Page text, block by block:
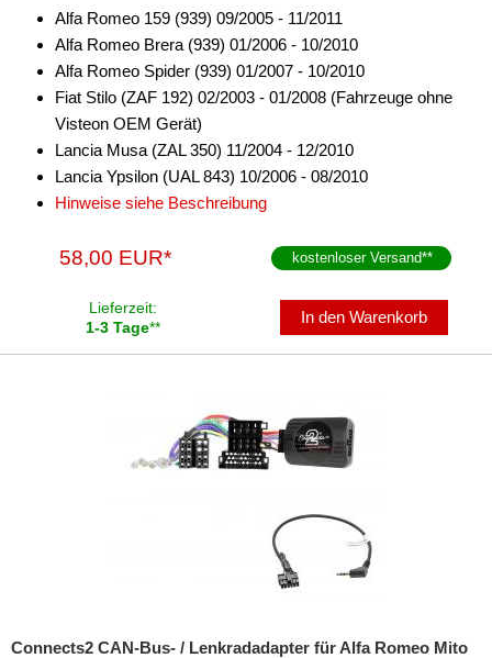
China HU
Clarion
Dynavin
JVC
Kenwood
Zenec
Alfa Romeo 159 (939) 09/2005 - 11/2011
Alfa Romeo Brera (939) 01/2006 - 10/2010
Alfa Romeo Spider (939) 01/2007 - 10/2010
Fiat Stilo (ZAF 192) 02/2003 - 01/2008 (Fahrzeuge ohne
Visteon OEM Gerät)
Lancia Musa (ZAL 350) 11/2004 - 12/2010
Lancia Ypsilon (UAL 843) 10/2006 - 08/2010
Hinweise siehe Beschreibung
58,00 EUR* kostenloser Versand**
Lieferzeit:
1-3 Tage**
In den Warenkorb
Connects2 CAN-Bus- / Lenkradadapter für Alfa Romeo Mito